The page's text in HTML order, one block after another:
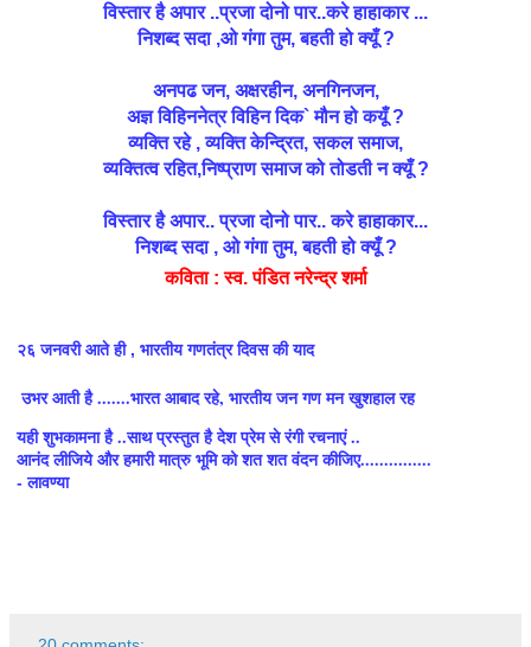
विस्तार है अपार ..प्रजा दोनो पार..करे हाहाकार ...
निशब्द सदा ,ओ गंगा तुम, बहती हो क्यूँ ?
अनपढ जन, अक्षरहीन, अनगिनजन,
अज्ञ विहिननेत्र विहिन दिक` मौन हो कयूँ ?
व्यक्ति रहे , व्यक्ति केन्द्रित, सकल समाज,
व्यक्तित्व रहित,निष्प्राण समाज को तोडती न क्यूँ ?
विस्तार है अपार.. प्रजा दोनो पार.. करे हाहाकार...
निशब्द सदा , ओ गंगा तुम, बहती हो क्यूँ ?
कविता : स्व. पंडित नरेन्द्र शर्मा
२६ जनवरी आते ही , भारतीय गणतंत्र दिवस की याद
उभर आती है .......भारत आबाद रहे, भारतीय जन गण मन खुशहाल रह
यही शुभकामना है ..साथ प्रस्तुत है देश प्रेम से रंगी रचनाएं ..
आनंद लीजिये और हमारी मात्रु भूमि को शत शत वंदन कीजिए...............
- लावण्या